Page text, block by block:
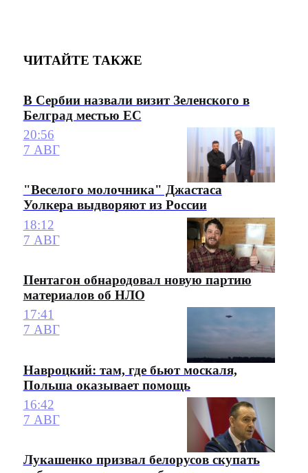
ЧИТАЙТЕ ТАКЖЕ
В Сербии назвали визит Зеленского в
Белград местью ЕС
20:56
7 АВГ
"Веселого молочника" Джастаса
Уолкера выдворяют из России
18:12
7 АВГ
Пентагон обнародовал новую партию
материалов об НЛО
17:41
7 АВГ
Навроцкий: там, где бьют москаля,
Польша оказывает помощь
16:42
7 АВГ
Лукашенко призвал белорусов скупать